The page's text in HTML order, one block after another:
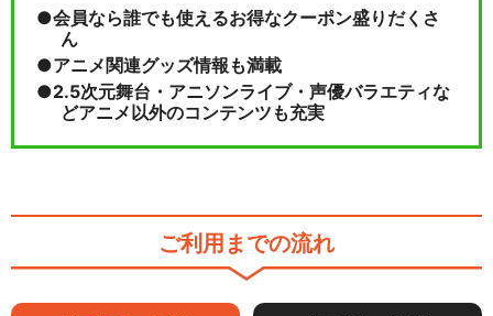
会員なら誰でも使えるお得なクーポン盛りだくさ
ん
アニメ関連グッズ情報も満載
2.5次元舞台・アニソンライブ・声優バラエティな
どアニメ以外のコンテンツも充実
ご利用までの流れ